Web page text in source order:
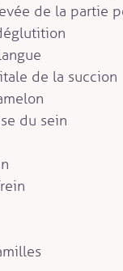
de la partie
de la succion
du sein